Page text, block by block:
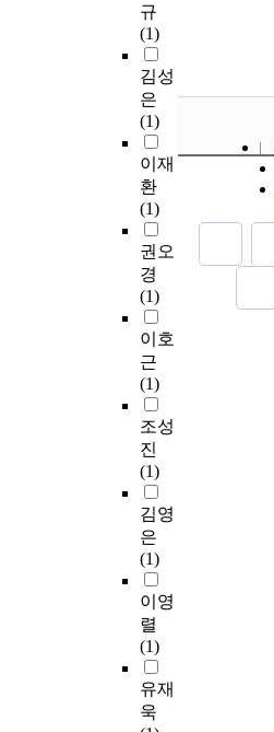
규
(1)
김성
은
(1)
이재
환
(1)
권오
경
(1)
이호
근
(1)
조성
진
(1)
김영
은
(1)
이영
렬
(1)
유재
욱